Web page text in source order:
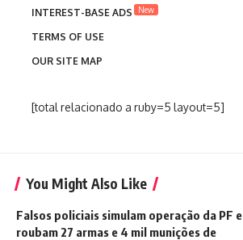
INTEREST-BASE ADS
New
TERMS OF USE
OUR SITE MAP
[total relacionado a ruby=5 layout=5]
You Might Also Like
Falsos policiais simulam operação da PF e
roubam 27 armas e 4 mil munições de